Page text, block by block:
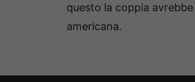
questo la coppia
americana.